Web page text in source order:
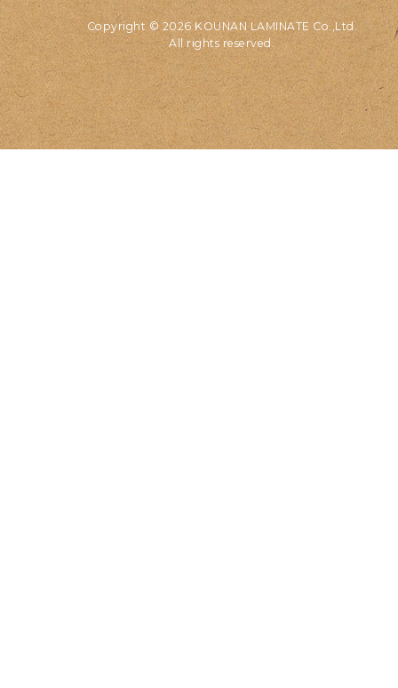
Copyright © 2026 KOUNAN LAMINATE Co.,Ltd.
All rights reserved.